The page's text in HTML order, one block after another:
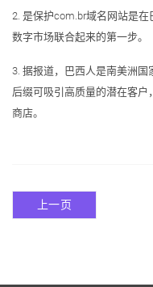
2. 是保护com.br域名网站是
数字市场联合起来的第一步。
3. 据报道，巴西人是南美洲
后缀可吸引高质量的潜在客
商店。
上一页